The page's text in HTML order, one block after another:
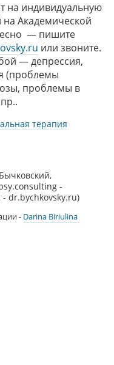
на индивидуальную
Академической
— пишите
или звоните.
— депрессия,
(проблемы
проблемы в
терапия
-
dr.bychkovsky.ru)
- Darina Biriulina